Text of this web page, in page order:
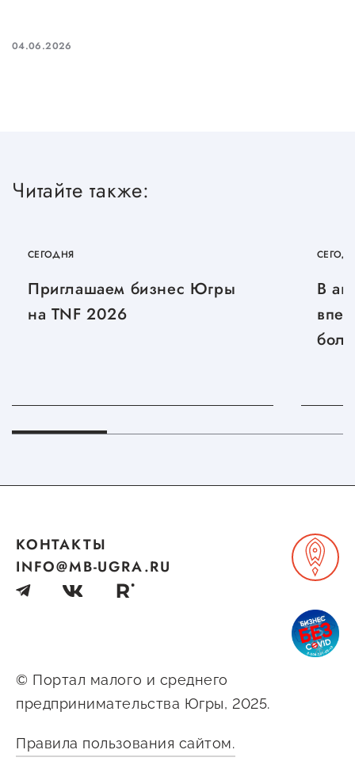
04.06.2026
Читайте также:
СЕГОДНЯ
Приглашаем бизнес Югры
на TNF 2026
В
© Портал малого и среднего
предпринимательства Югры, 2025.
Правила пользования сайтом.
КОНТАКТЫ
INFO@MB-UGRA.RU